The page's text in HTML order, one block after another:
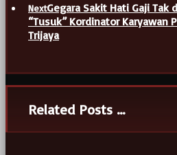
NextGegara Sakit Hati Gaji Tak
“Tusuk” Kordinator Karyawan
Trijaya
Related Posts ...